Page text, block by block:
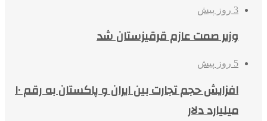
3 روز پیش
وزیر صمت عازم قرقیزستان شد
5 روز پیش
افزایش حجم تجارت بین ایران و پاکستان به رقم ۱۰
میلیارد دلار